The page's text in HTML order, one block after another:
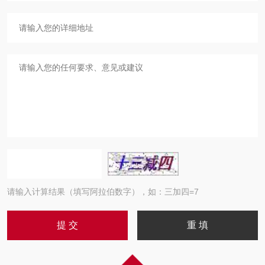
请输入计算结果（填写阿拉伯数字），如：三加四=7